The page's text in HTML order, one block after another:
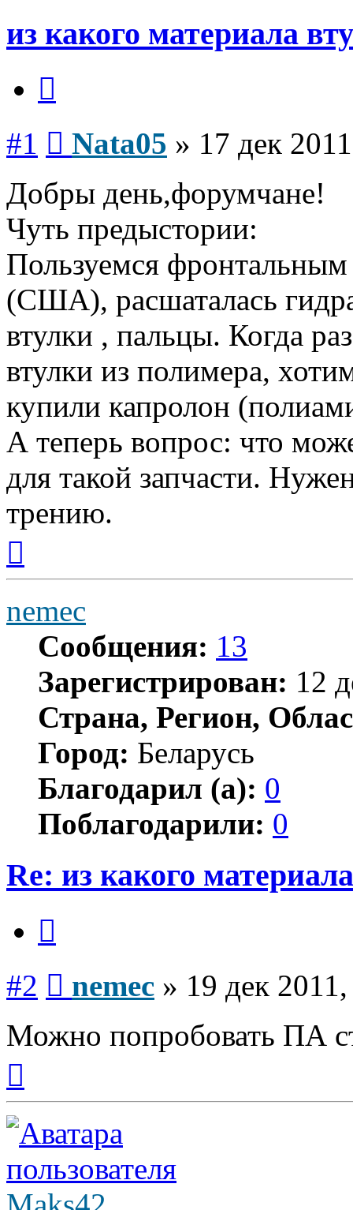
из какого материала
#1 Nata05 » 17 дек
Добры день,форумчане!
Чуть предыстории:
Пользуемся
(США), расшаталась
втулки , пальцы. Когда
втулки из полимера,
купили капролон
А теперь вопрос: что
для такой запчасти.
трению.
началу
nemec
Сообщения: 13
Зарегистрирован: 12
Страна, Регион,
Город: Беларусь
Благодарил (а): 0
Поблагодарили: 0
Re: из какого
#2 nemec » 19 дек
Можно попробовать ПА
началу